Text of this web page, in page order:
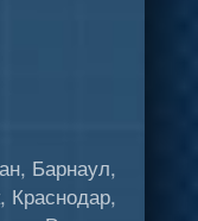
Барнаул,
Краснодар,